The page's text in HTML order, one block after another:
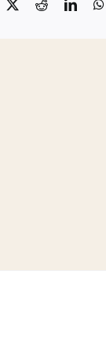
Reddit